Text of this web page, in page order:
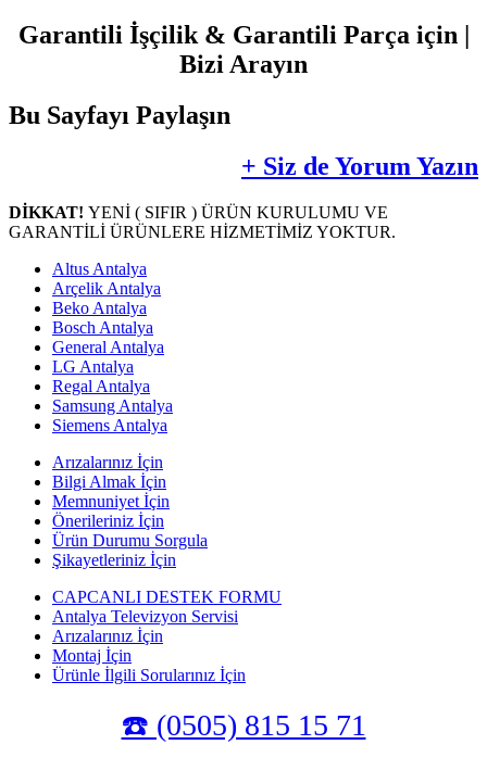
Garantili İşçilik & Garantili Parça için |
Bizi Arayın
Bu Sayfayı Paylaşın
+ Siz de Yorum Yazın
DİKKAT! YENİ ( SIFIR ) ÜRÜN KURULUMU VE
GARANTİLİ ÜRÜNLERE HİZMETİMİZ YOKTUR.
Altus Antalya
Arçelik Antalya
Beko Antalya
Bosch Antalya
General Antalya
LG Antalya
Regal Antalya
Samsung Antalya
Siemens Antalya
Arızalarınız İçin
Bilgi Almak İçin
Memnuniyet İçin
Önerileriniz İçin
Ürün Durumu Sorgula
Şikayetleriniz İçin
CAPCANLI DESTEK FORMU
Antalya Televizyon Servisi
Arızalarınız İçin
Montaj İçin
Ürünle İlgili Sorularınız İçin
☎️ (0505) 815 15 71